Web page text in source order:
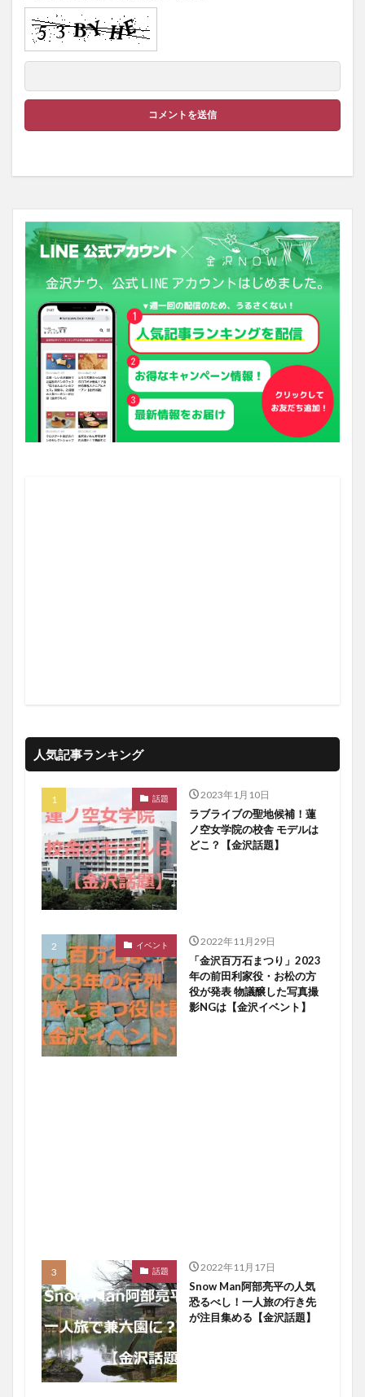
人気記事ランキング
話題 2023年1月10日
ラブライブの聖地候補！蓮
ノ空女学院の校舎 モデルは
どこ？【金沢話題】
イベント 2022年11月29日
「金沢百万石まつり」2023
年の前田利家役・お松の方
役が発表 物議醸した写真撮
影NGは【金沢イベント】
話題 2022年11月17日
Snow Man阿部亮平の人気
恐るべし！一人旅の行き先
が注目集める【金沢話題】